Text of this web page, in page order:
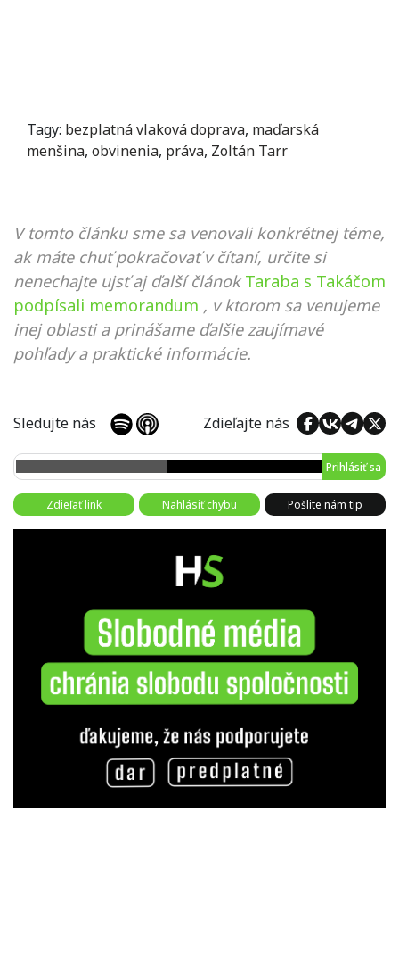
Tagy: bezplatná vlaková doprava, maďarská
menšina, obvinenia, práva, Zoltán Tarr
V tomto článku sme sa venovali konkrétnej téme,
ak máte chuť pokračovať v čítaní, určite si
nenechajte ujsť aj ďalší článok Taraba s Takáčom
podpísali memorandum , v ktorom sa venujeme
inej oblasti a prinášame ďalšie zaujímavé
pohľady a praktické informácie.
Sledujte nás Zdieľajte nás
Prihlásiť sa
Zdieľať link Nahlásiť chybu Pošlite nám tip